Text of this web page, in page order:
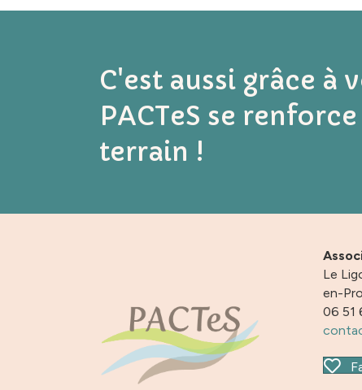
C'est aussi grâce à
PACTeS se
terrain !
Le
en-
06 51